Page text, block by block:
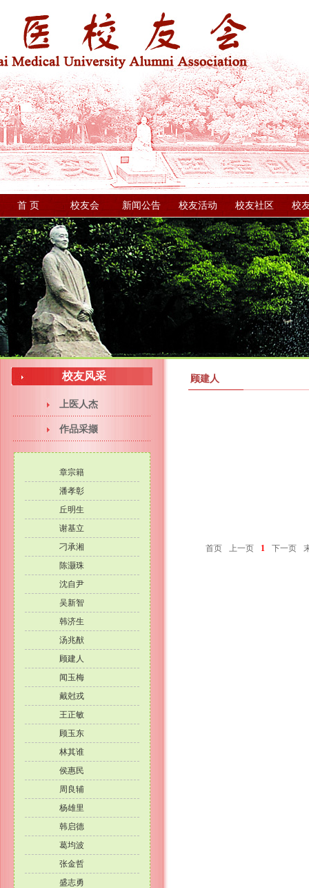
首 页 校友会 新闻公告 校友活动 校友社区 校
校友风采
上医人杰
作品采撷
章宗籍
潘孝彰
丘明生
谢基立
刁承湘
陈灏珠
沈自尹
吴新智
韩济生
汤兆猷
顾建人
闻玉梅
戴尅戎
王正敏
顾玉东
林其谁
侯惠民
周良辅
杨雄里
韩启德
葛均波
张金哲
盛志勇
顾建人
首页 上一页 1 下一页